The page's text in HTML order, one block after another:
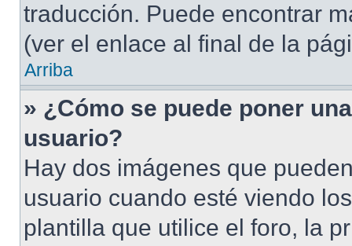
traducción. Puede encontrar
(ver el enlace al final de la
Arriba
» ¿Cómo se puede poner
usuario?
Hay dos imágenes que
usuario cuando esté viendo
plantilla que utilice el foro, la